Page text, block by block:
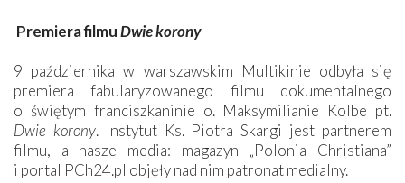
Premiera filmuDwie korony
9 października w warszawskim Multikinie odbyła się
premiera fabularyzowanego filmu dokumentalnego
o świętym franciszkaninie o. Maksymilianie Kolbe pt.
Dwie korony. Instytut Ks. Piotra Skargi jest partnerem
filmu, a nasze media: magazyn „Polonia Christiana”
i portal PCh24.pl objęły nad nim patronat medialny.